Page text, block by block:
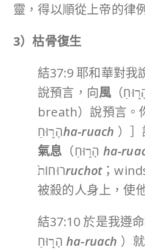
靈，得以順從上帝的律
3）枯骨復生
結37:9 耶和華對我
說預言，向風
breath）說預言。
הָר֑וּחַha-ruach ）
氣息
ha-
רוּחוֹת֙ruchot；
被殺的人身上，使
結37:10 於是我遵
הָר֑וּחַha-ruach ）